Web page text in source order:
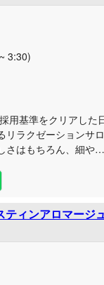
別なメンエス時間を
をチャージする贅沢
ちしております。
3:30)
用基準をクリアした
リラクゼーションサロ
さはもちろん、細やか
面まで徹底的に重視
客様一人ひとりの心
とときをご堪能くだ
ィンアロマージ